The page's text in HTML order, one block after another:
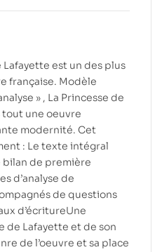
Lafayette est un des plus
française. Modèle
» , La Princesse de
une oeuvre
modernité. Cet
: Le texte intégral
de première
d’analyse de
de questions
d’écritureUne
de Lafayette et de son
de l’oeuvre et sa place